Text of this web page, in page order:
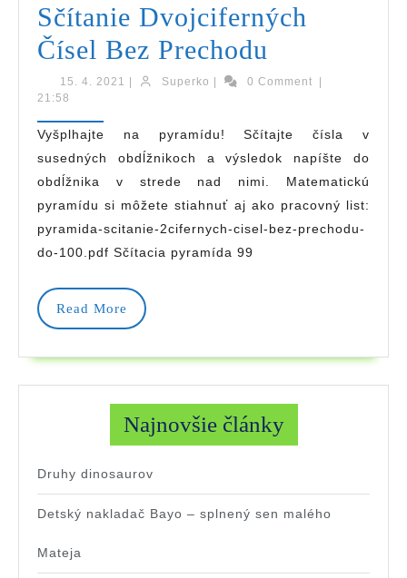
Sčítanie Dvojciferných
Čísel Bez Prechodu
Pyramída
Sčítanie
Čísel
Bez
15. 4. 2021 15.
Superko Superko0 Comment
21:58
Vyšplhajte na pyramídu! Sčítajte čísla v
susedných obdĺžnikoch a výsledok napíšte do
obdĺžnika v strede nad nimi. Matematickú
pyramídu si môžete stiahnuť aj ako pracovný list:
pyramida-scitanie-2cifernych-cisel-bez-prechodu-
do-100.pdf Sčítacia pyramída 99
Read More
Read
Najnovšie články
Druhy dinosaurov
Detský nakladač Bayo – splnený sen malého
Mateja